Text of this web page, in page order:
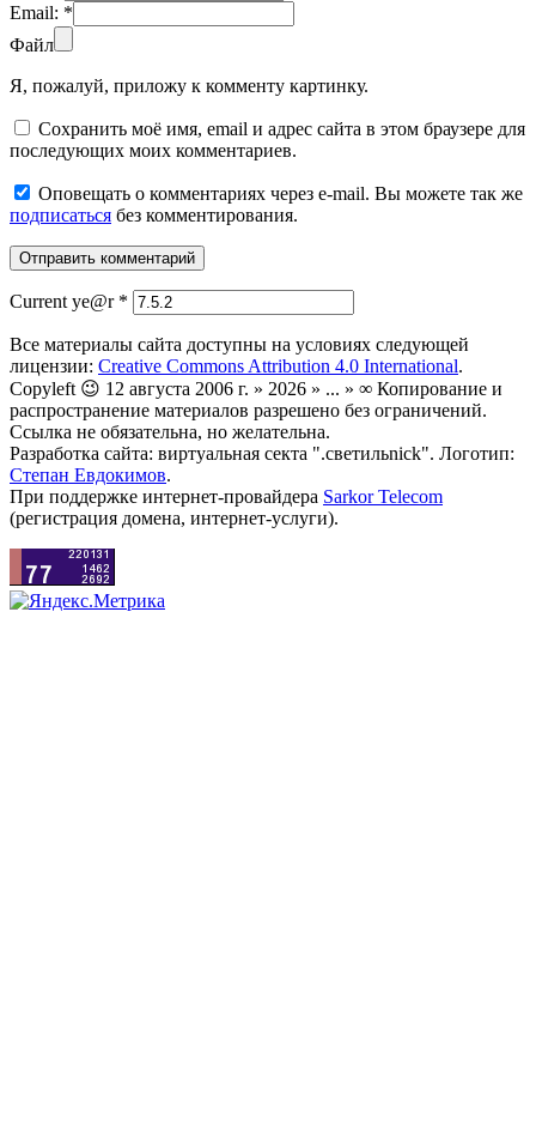
Email: *
Файл
Я, пожалуй, приложу к комменту картинку.
Сохранить моё имя, email и адрес сайта в этом браузере для
последующих моих комментариев.
Оповещать о комментариях через e-mail. Вы можете так же
подписаться без комментирования.
Current ye@r *
Все материалы сайта доступны на условиях следующей
лицензии: Creative Commons Attribution 4.0 International.
Copyleft 😉 12 августа 2006 г. » 2026 » ... » ∞ Копирование и
распространение материалов разрешено без ограничений.
Ссылка не обязательна, но желательна.
Разработка сайта: виртуальная секта ".светильnick". Логотип:
Степан Евдокимов.
При поддержке интернет-провайдера Sarkor Telecom
(регистрация домена, интернет-услуги).